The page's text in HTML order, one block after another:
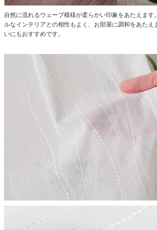
自然に流れるウェーブ模様が柔らかい印象をあたえます。
ルなインテリアとの相性もよく、お部屋に調和をあたえ
いにもおすすめです。